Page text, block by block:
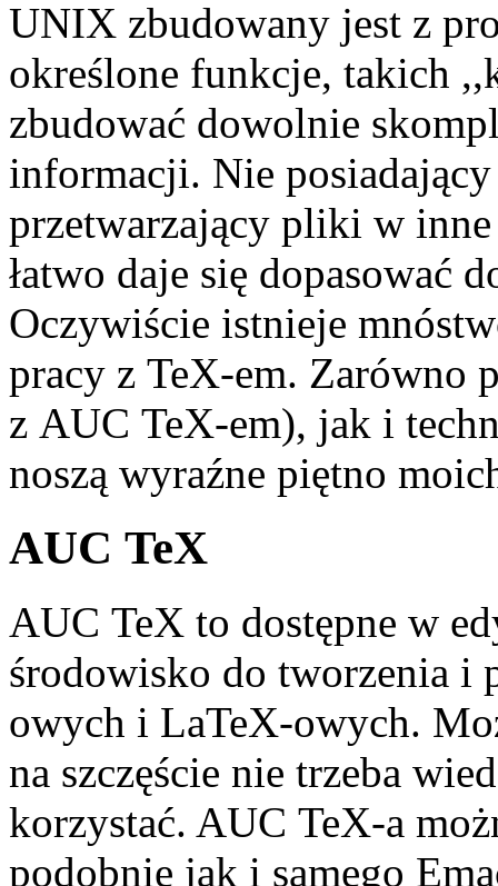
UNIX zbudowany jest z
określone funkcje, takich
zbudować dowolnie
informacji. Nie
przetwarzający pliki w
łatwo daje się dopasować
Oczywiście istnieje
pracy z TeX-em. Zarówno
z AUC TeX-em), jak i
noszą wyraźne piętno
AUC TeX
AUC TeX to dostępne w
środowisko do tworzenia i
owych i LaTeX-owych.
na szczęście nie trzeba
korzystać. AUC TeX-a
podobnie jak i samego